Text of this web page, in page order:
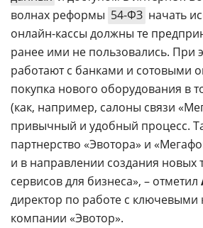
волнах реформы 54-ФЗ начать
онлайн-кассы должны те
ранее ими не пользовались. При
работают с банками и сотовыми
покупка нового оборудования в
(как, например, салоны связи
привычный и удобный процесс.
партнерство «Эвотора» и
и в направлении создания новых
сервисов для бизнеса», – отметил
директор по работе с ключевыми
компании «Эвотор».